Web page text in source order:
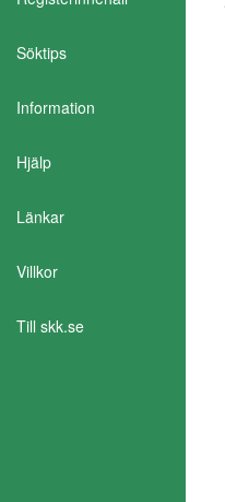
Söktips
Information
Hjälp
Länkar
Villkor
Till skk.se